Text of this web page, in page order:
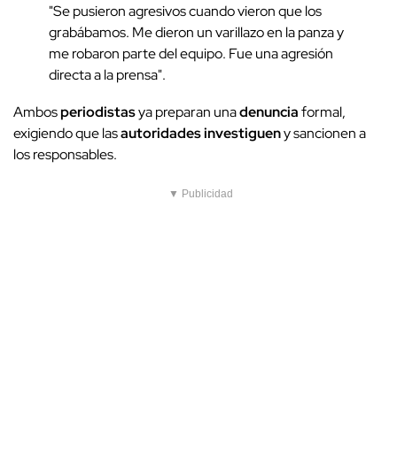
"Se pusieron agresivos cuando vieron que los
grabábamos. Me dieron un varillazo en la panza y
me robaron parte del equipo. Fue una agresión
directa a la prensa".
Ambosperiodistasya preparan unadenunciaformal,
exigiendo que lasautoridadesinvestigueny sancionen a
los responsables.
▼ Publicidad